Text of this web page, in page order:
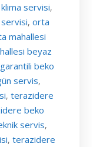
servisi,
, orta
mahallesi
beyaz
beko
servis,
, terazidere
beko
servis,
, terazidere